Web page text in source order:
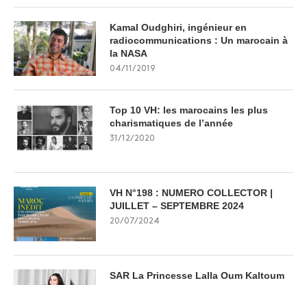
Kamal Oudghiri, ingénieur en
radiocommunications : Un marocain à
la NASA
04/11/2019
Top 10 VH: les marocains les plus
charismatiques de l’année
31/12/2020
VH N°198 : NUMERO COLLECTOR |
JUILLET – SEPTEMBRE 2024
20/07/2024
SAR La Princesse Lalla Oum Kaltoum